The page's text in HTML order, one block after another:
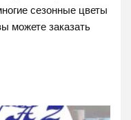
сезонные цветы
можете заказать